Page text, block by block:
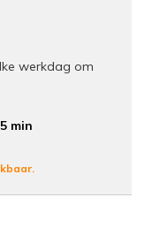
werkdag om
min